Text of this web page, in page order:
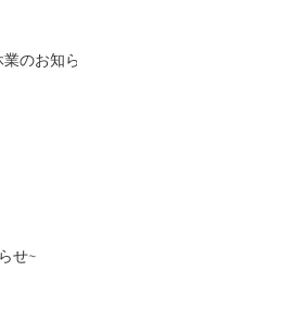
のお知ら
せ~